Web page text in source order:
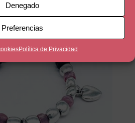
Denegado
Preferencias
Política de Privacidad